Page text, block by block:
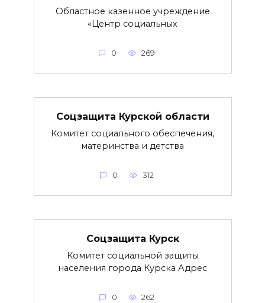
Областное казенное учреждение
«Центр социальных
0 269
Соцзащита Курской области
Комитет социального обеспечения,
материнства и детства
0 312
Соцзащита Курск
Комитет социальной защиты
населения города Курска Адрес
0 262